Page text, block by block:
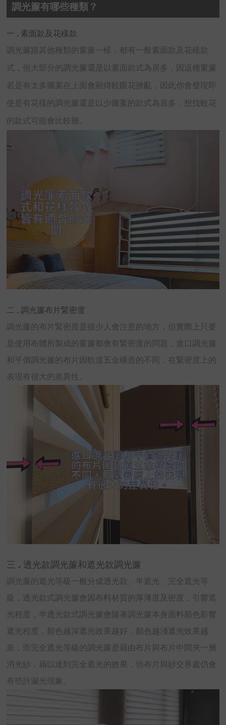
調光簾有哪些種類？
一 . 素面款及花樣款
調光簾跟其他種類的窗簾一樣，都有一般素面款及花樣款
式，但大部分的調光簾還是以素面款式為居多，因這種窗簾
若是有太多圖案在上面會顯得較眼花撩亂，因此你會發現即
使是有花樣的調光簾還是以少圖案的款式為居多，想找較花
的款式可能會比較難。
二 . 調光簾布片緊密度
調光簾的布片緊密度是很少人會注意的地方，但實際上只要
是使用布體所製成的窗簾都會有緊密度的問題，進口調光簾
和平價調光簾的布片因軌道五金構造的不同，在緊密度上的
表現有很大的差異性。
三 . 透光款調光簾和遮光款調光簾
調光簾的遮光等級一般分成透光款、半遮光、完全遮光等
級，透光款式調光簾會因布料材質的厚薄度及密度，引響遮
光程度，半透光款式調光簾會隨著調光簾本身面料顏色影響
遮光程度，顏色越深遮光效果越好，顏色越淺遮光效果越
差，而完全遮光等級的調光簾是藉由布片與布片中間夾一層
消光紗，藉以達到完全遮光的效果，但布片與紗交界處仍會
有些許漏光現象。